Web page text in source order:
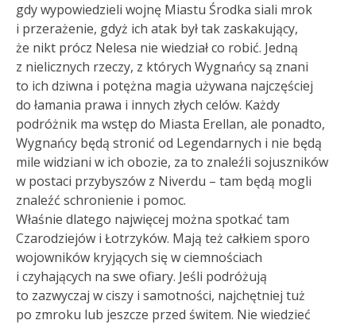
gdy wypowiedzieli wojnę Miastu Środka siali mrok
i przerażenie, gdyż ich atak był tak zaskakujący,
że nikt prócz Nelesa nie wiedział co robić. Jedną
z nielicznych rzeczy, z których Wygnańcy są znani
to ich dziwna i potężna magia używana najczęściej
do łamania prawa i innych złych celów. Każdy
podróżnik ma wstęp do Miasta Erellan, ale ponadto,
Wygnańcy będą stronić od Legendarnych i nie będą
mile widziani w ich obozie, za to znaleźli sojuszników
w postaci przybyszów z Niverdu – tam będą mogli
znaleźć schronienie i pomoc.
Właśnie dlatego najwięcej można spotkać tam
Czarodziejów i Łotrzyków. Mają też całkiem sporo
wojowników kryjących się w ciemnościach
i czyhających na swe ofiary. Jeśli podróżują
to zazwyczaj w ciszy i samotności, najchętniej tuż
po zmroku lub jeszcze przed świtem. Nie wiedzieć